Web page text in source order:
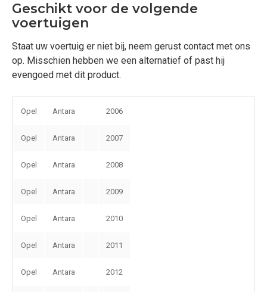
Geschikt voor de volgende
voertuigen
Staat uw voertuig er niet bij, neem gerust contact met ons
op. Misschien hebben we een alternatief of past hij
evengoed met dit product.
Opel Antara 2006
Opel Antara 2007
Opel Antara 2008
Opel Antara 2009
Opel Antara 2010
Opel Antara 2011
Opel Antara 2012